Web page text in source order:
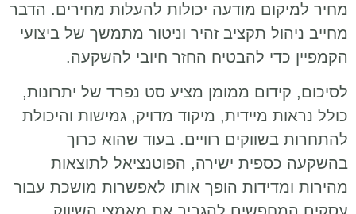
מחיר למיקום מודעה יכולות להעלות מחירים. הדבר
מחייב ניהול תקציב זהיר וניטור מתמשך של ביצועי
הקמפיין כדי להבטיח החזר חיובי להשקעה.
לסיכום, קידום ממומן מציע סט נפרד של יתרונות,
כולל נראות מיידית, מיקוד מדויק, גמישות והיכולת
להתחרות בשווקים רוויים. בעוד שהוא כרוך
בהשקעה כספית ישירה, הפוטנציאל לתוצאות
מהירות ומדידות הופך אותו לאפשרות מושכת עבור